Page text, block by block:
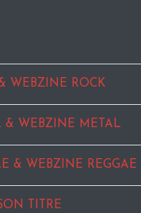
WEBZINE ROCK
& WEBZINE METAL
& WEBZINE REGGAE
TITRE